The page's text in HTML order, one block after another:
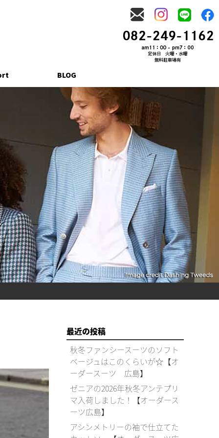
BLOG
最近の投稿
秋冬ファンシースーツのソフト
ベージュはこのくらいが☆【オ
ーダースーツ 広島】
ゼニアの2026年秋冬アンテプリ
マ入荷しました！【オーダース
ーツ広島】
アシンメトリーの袖で仕立てた